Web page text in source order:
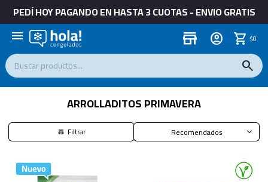
PEDÍ HOY PAGANDO EN HASTA 3 CUOTAS - ENVIO GRATIS
menu store $0
ARROLLADITOS PRIMAVERA
Recomendados